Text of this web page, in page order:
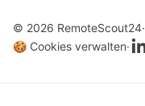
© 2026 RemoteScout24
🍪 Cookies verwalten